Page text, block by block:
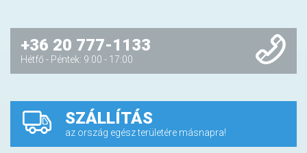
+36 20 777-1133
Hétfő - Péntek: 9:00 - 17:00
SZÁLLÍTÁS
az ország egész területére másnapra!